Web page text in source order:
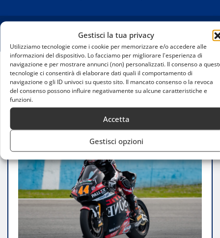
Gestisci la tua privacy
Utilizziamo tecnologie come i cookie per memorizzare e/o accedere alle
informazioni del dispositivo. Lo facciamo per migliorare l'esperienza di
navigazione e per mostrare annunci (non) personalizzati. Il consenso a
tecnologie ci consentirà di elaborare dati quali il comportamento di
navigazione o gli ID univoci su questo sito. Il mancato consenso o la revoca
del consenso possono influire negativamente su alcune caratteristiche e
funzioni.
Accetta
Gestisci opzioni
Home
Test ufficiali Moto2 e Moto3 a Jerez: nuovi record e
innovazioni tecniche